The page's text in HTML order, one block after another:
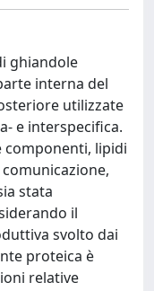
ghiandole
interna del
utilizzate
e interspecifica.
componenti, lipidi
stata
il
svolto dai
proteica è
relative